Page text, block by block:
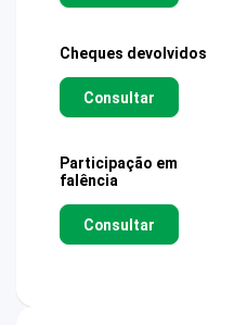
Cheques devolvidos
Consultar
Participação em
falência
Consultar